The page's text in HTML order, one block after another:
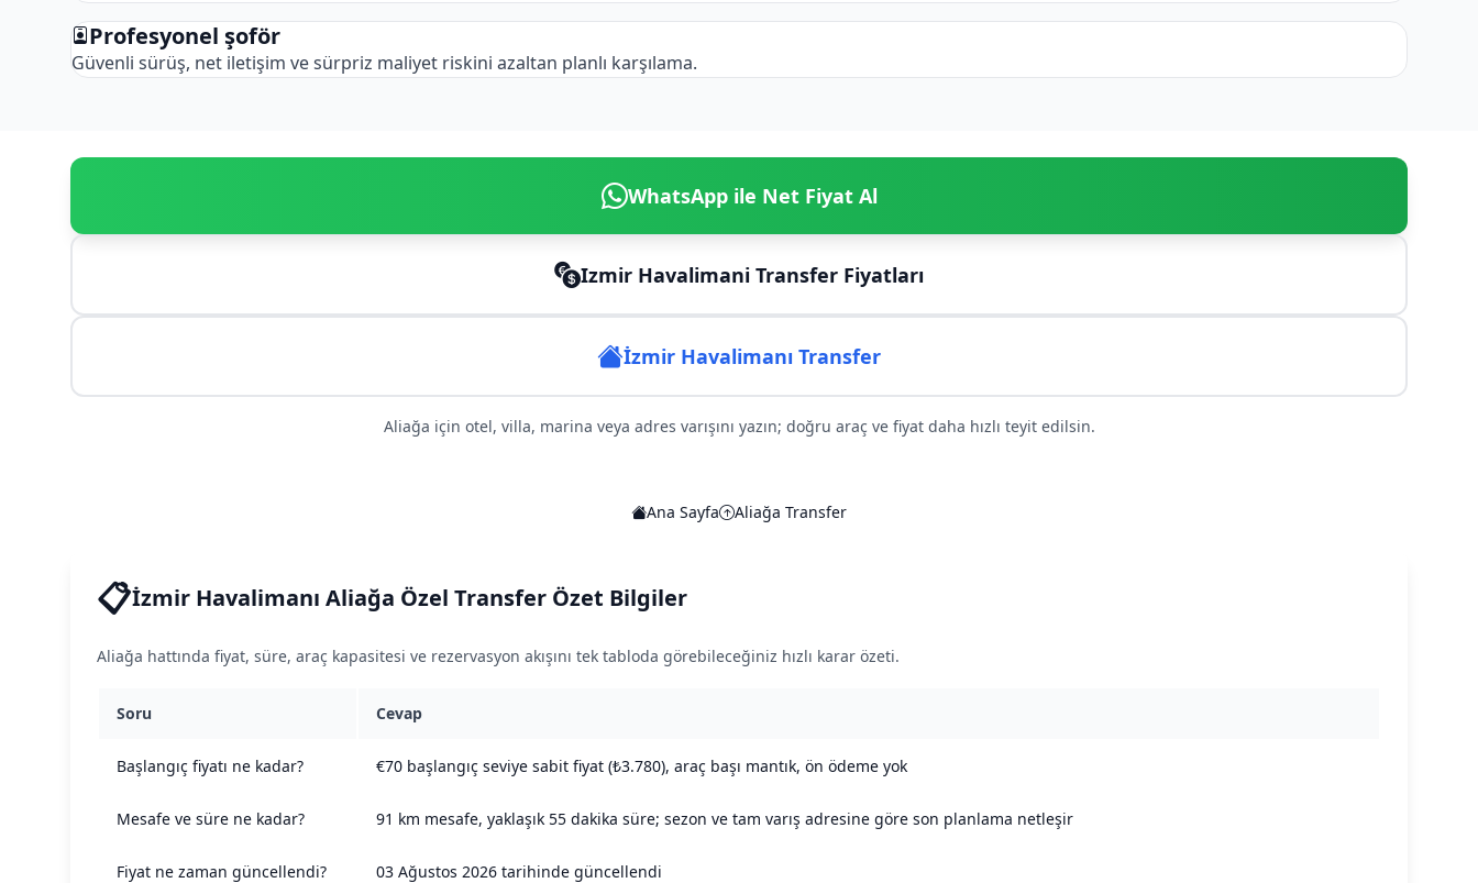
Profesyonel şoför
Güvenli sürüş, net iletişim ve sürpriz maliyet riskini azaltan planlı karşılama.
WhatsApp ile Net Fiyat Al
Izmir Havalimani Transfer Fiyatları
İzmir Havalimanı Transfer
Aliağa için otel, villa, marina veya adres varışını yazın; doğru araç ve fiyat daha hızlı teyit edilsin.
Ana Sayfa Aliağa Transfer
📋İzmir Havalimanı Aliağa Özel Transfer Özet Bilgiler
Aliağa hattında fiyat, süre, araç kapasitesi ve rezervasyon akışını tek tabloda görebileceğiniz hızlı karar özeti.
Soru Cevap
Başlangıç fiyatı ne kadar? €70 başlangıç seviye sabit fiyat (₺3.780), araç başı mantık, ön ödeme yok
Mesafe ve süre ne kadar? 91 km mesafe, yaklaşık 55 dakika süre; sezon ve tam varış adresine göre son planlama netleşir
Fiyat ne zaman güncellendi? 03 Ağustos 2026 tarihinde güncellendi